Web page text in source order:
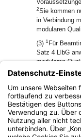
2Sie kommen
in Verbindung
modularen
(3) 1 Für
Satz 4 LlbG
modularen
Maßnahmen
vorgesehen
in ein Amt der
gilt
Bayern.de